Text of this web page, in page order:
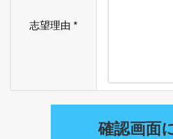
志望理由 *